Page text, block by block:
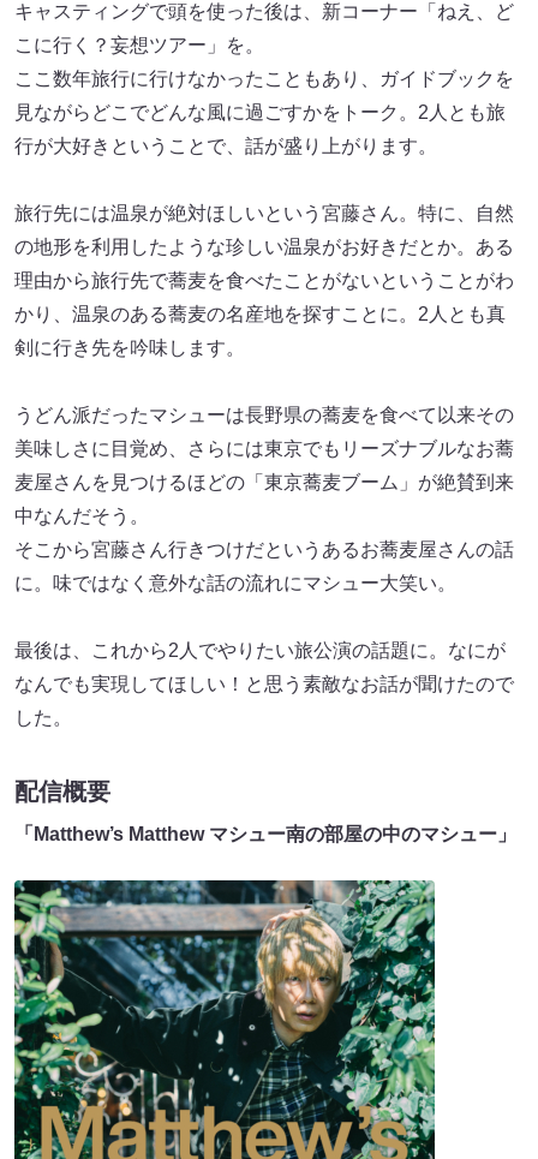
キャスティングで頭を使った後は、新コーナー「ねえ、ど
こに行く？妄想ツアー」を。
ここ数年旅行に行けなかったこともあり、ガイドブックを
見ながらどこでどんな風に過ごすかをトーク。2人とも旅
行が大好きということで、話が盛り上がります。
旅行先には温泉が絶対ほしいという宮藤さん。特に、自然
の地形を利用したような珍しい温泉がお好きだとか。ある
理由から旅行先で蕎麦を食べたことがないということがわ
かり、温泉のある蕎麦の名産地を探すことに。2人とも真
剣に行き先を吟味します。
うどん派だったマシューは長野県の蕎麦を食べて以来その
美味しさに目覚め、さらには東京でもリーズナブルなお蕎
麦屋さんを見つけるほどの「東京蕎麦ブーム」が絶賛到来
中なんだそう。
そこから宮藤さん行きつけだというあるお蕎麦屋さんの話
に。味ではなく意外な話の流れにマシュー大笑い。
最後は、これから2人でやりたい旅公演の話題に。なにが
なんでも実現してほしい！と思う素敵なお話が聞けたので
した。
配信概要
「Matthew’s Matthew マシュー南の部屋の中のマシュー」